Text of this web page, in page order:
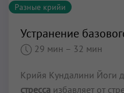
Разные крийи
Устранение
29 мин – 32 мин
Крийя Кундалини Йоги
стресса избавляет от